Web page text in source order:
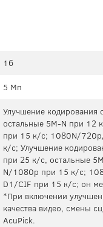
16
5 Мп
Улучшение
остальные 5M-N при
при 15 к/с; 1080N/
к/с; Улучшение
при 25 к/с, остальные
N/1080p при 15 к/с;
D1/CIF при 15 к/с; он
*При включении
качества видео, смены
AcuPick.